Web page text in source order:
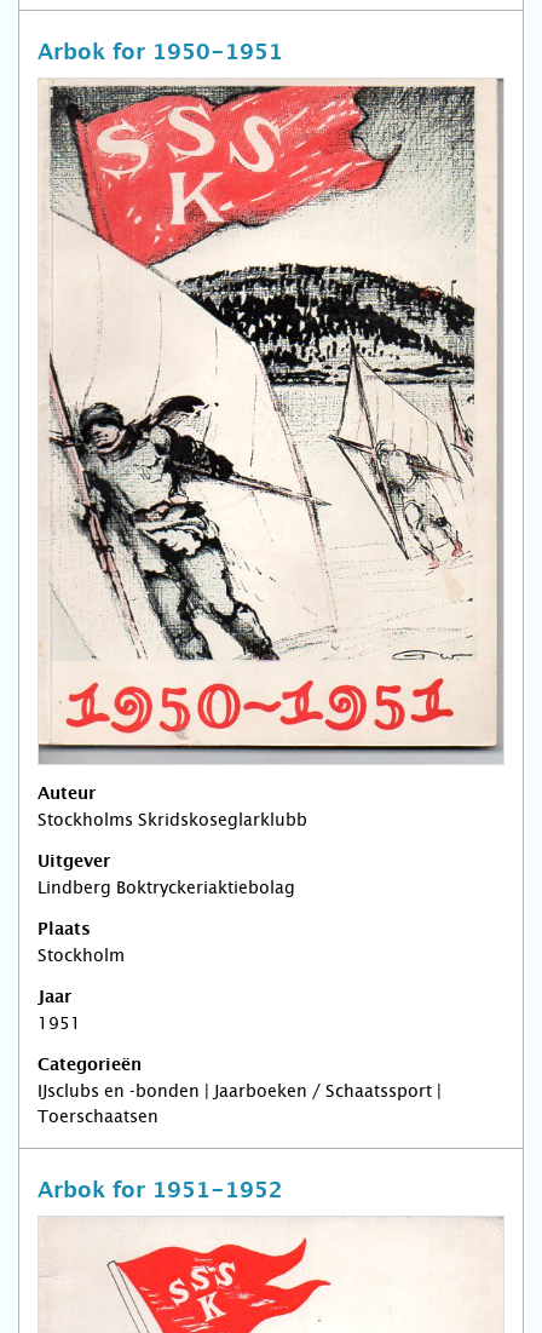
Arbok for 1950-1951
Auteur
Stockholms Skridskoseglarklubb
Uitgever
Lindberg Boktryckeriaktiebolag
Plaats
Stockholm
Jaar
1951
Categorieën
IJsclubs en -bonden | Jaarboeken / Schaatssport |
Toerschaatsen
Arbok for 1951-1952